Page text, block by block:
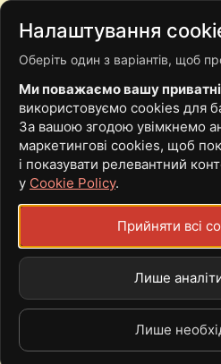
DAN STARK
Налаштування
Оберіть один з варіантів, щоб
Ми поважаємо вашу
використовуємо cookies для
За вашою згодою увімкнемо
маркетингові cookies, щоб
і показувати релевантний
у Cookie Policy.
Прийняти всі
Лише
Лише